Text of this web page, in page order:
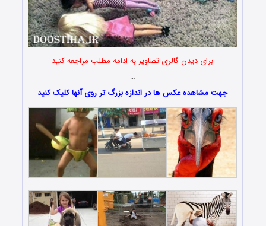
برای دیدن گالری تصاویر به ادامه مطلب مراجعه کنید
…
جهت مشاهده عکس ها در اندازه بزرگ تر روی آنها کلیک کنید